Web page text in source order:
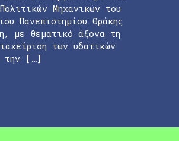
Μηχανικών του
Πανεπιστημίου Θράκης
με θεματικό άξονα τη
των υδατικών
την […]